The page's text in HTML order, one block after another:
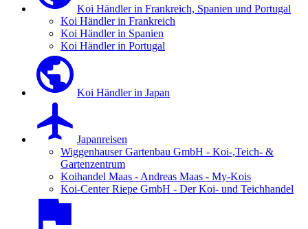
Koi Händler in Frankreich, Spanien und Portugal
Koi Händler in Frankreich
Koi Händler in Spanien
Koi Händler in Portugal
Koi Händler in Japan
Japanreisen
Wiggenhauser Gartenbau GmbH - Koi-,Teich- &
Gartenzentrum
Koihandel Maas - Andreas Maas - My-Kois
Koi-Center Riepe GmbH - Der Koi- und Teichhandel